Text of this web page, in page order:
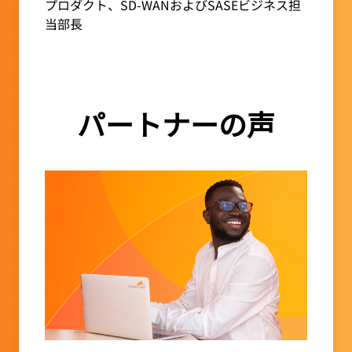
プロダクト、SD-WANおよびSASEビジネス担
当部長
パートナーの声